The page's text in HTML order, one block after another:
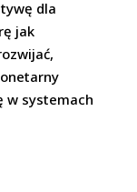
dla
jak
w systemach